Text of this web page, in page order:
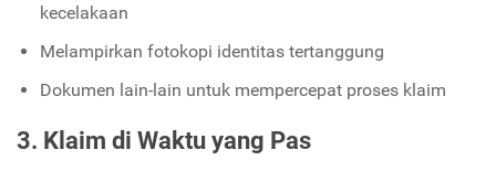
kecelakaan
Melampirkan fotokopi identitas tertanggung
Dokumen lain-lain untuk mempercepat proses klaim
3. Klaim di Waktu yang Pas